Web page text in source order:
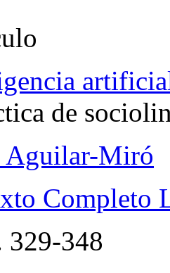
de
Aguilar-Miró
Completo
329-348